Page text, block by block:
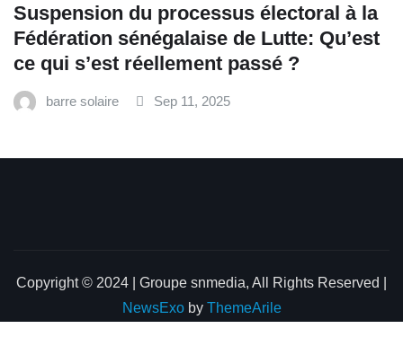
‎Suspension du processus électoral à la
Fédération sénégalaise de Lutte: Qu’est
ce qui s’est réellement passé ? ‎‎
barre solaire Sep 11, 2025
Copyright © 2024 | Groupe snmedia, All Rights Reserved
NewsExoby ThemeArile